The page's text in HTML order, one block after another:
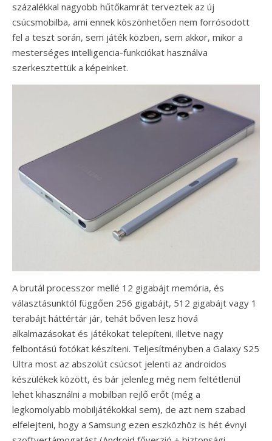
százalékkal nagyobb hűtőkamrát terveztek az új
csúcsmobilba, ami ennek köszönhetően nem forrósodott
fel a teszt során, sem játék közben, sem akkor, mikor a
mesterséges intelligencia-funkciókat használva
szerkesztettük a képeinket.
A brutál processzor mellé 12 gigabájt memória, és
választásunktól függően 256 gigabájt, 512 gigabájt vagy 1
terabájt háttértár jár, tehát bőven lesz hová
alkalmazásokat és játékokat telepíteni, illetve nagy
felbontású fotókat készíteni. Teljesítményben a Galaxy S25
Ultra most az abszolút csúcsot jelenti az androidos
készülékek között, és bár jelenleg még nem feltétlenül
lehet kihasználni a mobilban rejlő erőt (még a
legkomolyabb mobiljátékokkal sem), de azt nem szabad
elfelejteni, hogy a Samsung ezen eszközhöz is hét évnyi